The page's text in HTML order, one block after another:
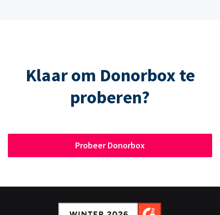
Klaar om Donorbox te
proberen?
Probeer Donorbox